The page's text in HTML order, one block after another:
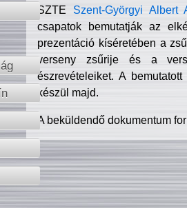
SZTE Szent-Györgyi Albert
csapatok bemutatják az
prezentáció kíséretében a
verseny zsűrije és a
észrevételeiket. A
készül majd.
A beküldendő dokumentum